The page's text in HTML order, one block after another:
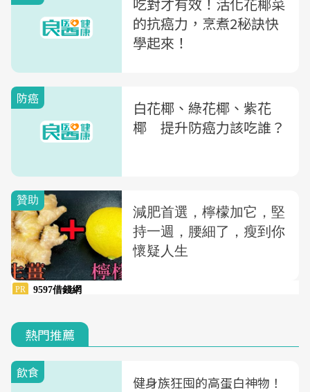
的抗癌力，烹煮2秘訣快
學起來！
防癌
白花椰、綠花椰、紫花
椰 提升防癌力該吃誰？
熱門推薦
飲食
健身族狂囤的高蛋白神物！